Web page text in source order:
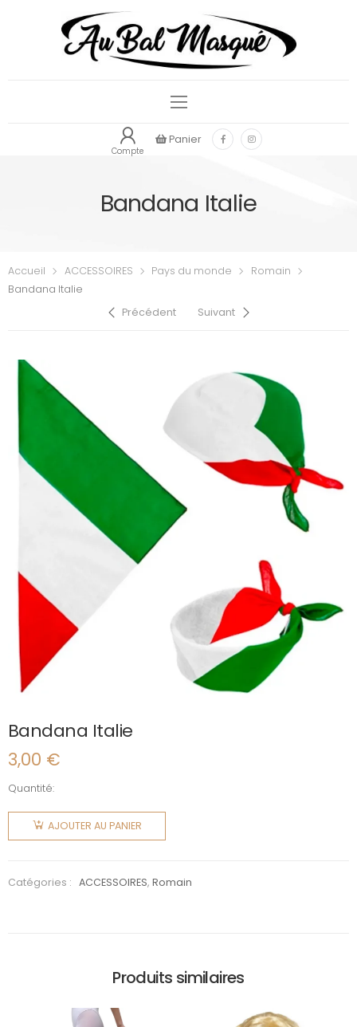
Compte
Panier
Bandana Italie
Accueil ACCESSOIRES Pays du monde
Romain
Bandana Italie
Précédent
Suivant
Bandana Italie
3,00 €
Quantité:
quantité
Bandana
AJOUTER AU PANIER
Catégories : ACCESSOIRES,Romain
Produits similaires